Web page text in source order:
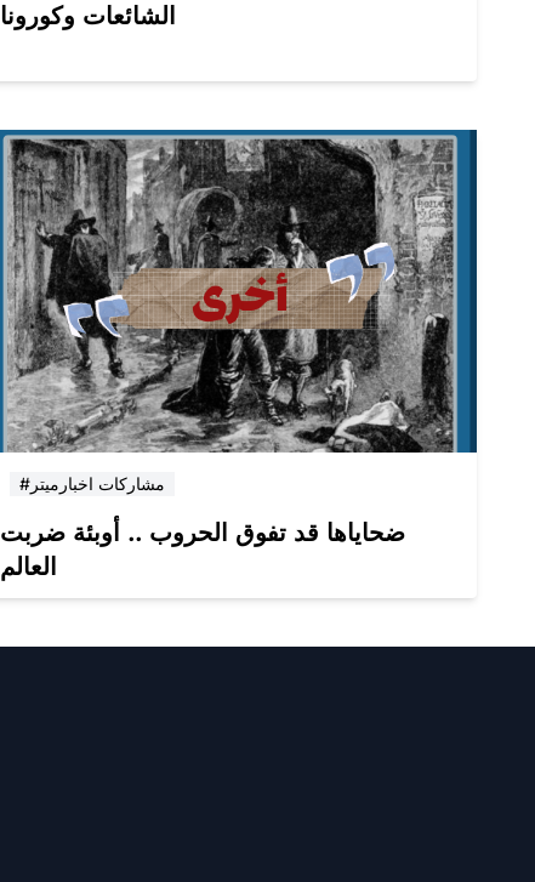
الشائعات وكورونا
#مشاركات اخبارميتر
ضحاياها قد تفوق الحروب .. أوبئة ضربت
العالم